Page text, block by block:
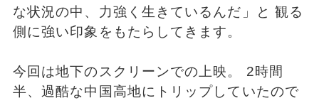
な状況の中、力強く生きているんだ」と 観る
側に強い印象をもたらしてきます。
今回は地下のスクリーンでの上映。 2時間
半、過酷な中国高地にトリップしていたので